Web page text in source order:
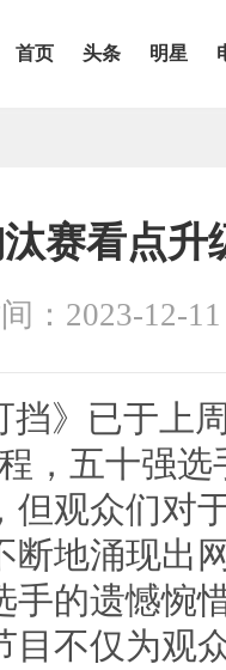
首页 头条 明星
汰赛看点
：2023-12-11
》已于上
，五十强
但观众们对
断地涌现出
手的遗憾惋
目不仅为观